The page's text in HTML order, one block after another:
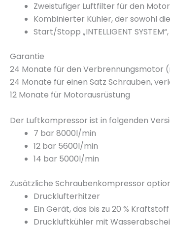
Zweistufiger Luftfilter für den
Kombinierter Kühler, der sowohl
Start/Stopp „INTELLIGENT
Garantie
24 Monate für den Verbrennungsmotor
24 Monate für einen Satz Schrauben,
12 Monate für Motorausrüstung
Der Luftkompressor ist in folgenden
7 bar 8000l/min
12 bar 5600l/min
14 bar 5000l/min
Zusätzliche Schraubenkompressor
Drucklufterhitzer
Ein Gerät, das bis zu 20 %
Druckluftkühler mit